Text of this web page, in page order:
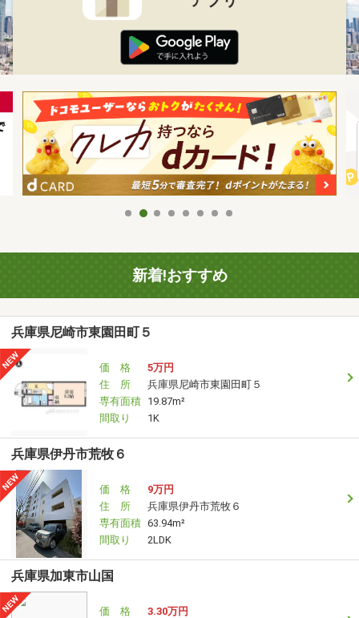
新着!おすすめ
兵庫県尼崎市東園田町５
価 格
5万円
住 所
兵庫県尼崎市東園田町５
専有面積 19.87m²
間取り
1K
兵庫県伊丹市荒牧６
価 格
9万円
住 所
兵庫県伊丹市荒牧６
専有面積 63.94m²
間取り
2LDK
兵庫県加東市山国
価 格
3.30万円